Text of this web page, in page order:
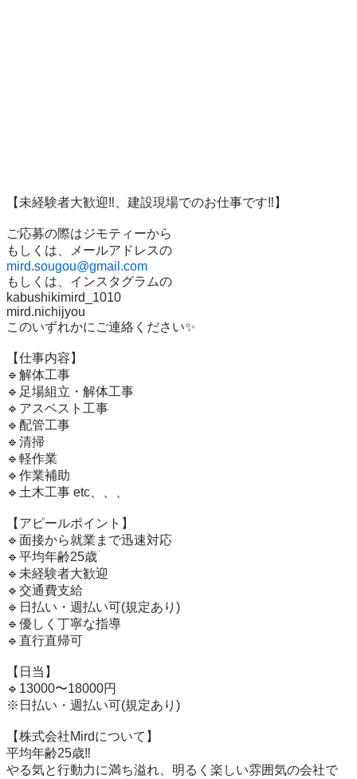
【未経験者大歓迎‼️、建設現場でのお仕事です‼️】
ご応募の際はジモティーから
mird.sougou@gmail.com
もしくは、インスタグラムの
kabushikimird_1010
mird.nichijyou
このいずれかにご連絡ください✨️
【仕事内容】
🔹解体工事
🔹足場組立・解体工事
🔹アスベスト工事
🔹配管工事
🔹清掃
🔹軽作業
🔹作業補助
🔹土木工事 etc、、、
【アピールポイント】
🔹面接から就業まで迅速対応
🔹平均年齢25歳
🔹未経験者大歓迎
🔹交通費支給
🔹日払い・週払い可(規定あり)
🔹優しく丁寧な指導
🔹直行直帰可
【日当】
🔹13000〜18000円
※日払い・週払い可(規定あり)
【株式会社Mirdについて】
平均年齢25歳‼️
やる気と行動力に満ち溢れ、明るく楽しい雰囲気の会社で